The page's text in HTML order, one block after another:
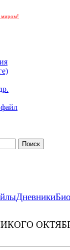
миром!
Дневники